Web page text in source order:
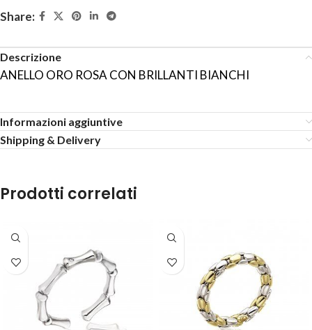
Share:
Descrizione
ANELLO ORO ROSA CON BRILLANTI BIANCHI
Informazioni aggiuntive
Shipping & Delivery
Prodotti correlati